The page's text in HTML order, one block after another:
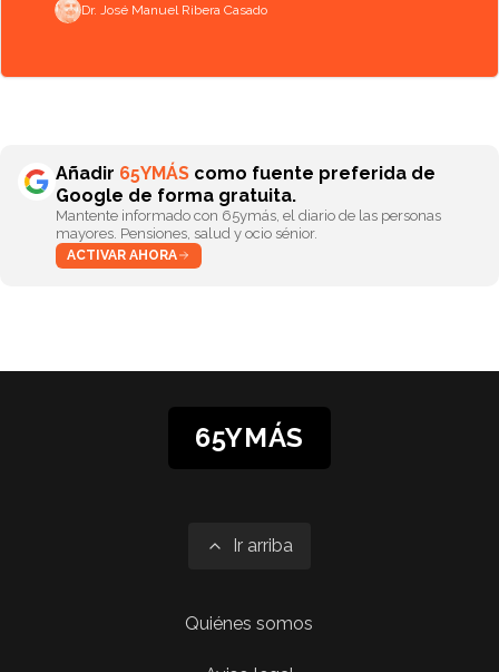
Dr. José Manuel Ribera Casado
Añadir 65YMÁS como fuente preferida de
Google de forma gratuita.
Mantente informado con 65ymás, el diario de las personas
mayores. Pensiones, salud y ocio sénior.
ACTIVAR AHORA
65YMÁS
Ir arriba
Quiénes somos